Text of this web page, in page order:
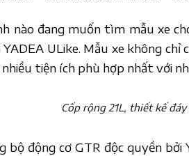
nào đang muốn tìm mẫu xe
ULike. Mẫu xe không chỉ
tiện ích phù hợp nhất với
Cốp rộng 21L, thiết kế
bộ động cơ GTR độc quyền